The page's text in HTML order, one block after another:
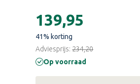
€139,95
41% korting
Adviesprijs:€234,20
Op voorraad